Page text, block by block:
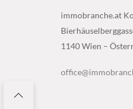
immobranche.at
1140 Wien –